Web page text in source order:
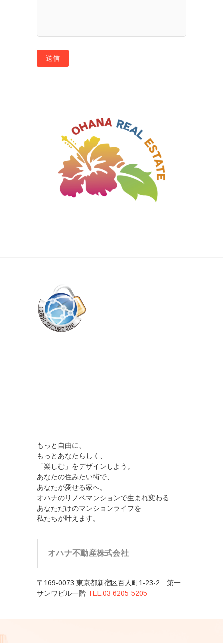
もっと自由に、
もっとあなたらしく、
「楽しむ」をデザインしよう。
あなたの住みたい街で、
あなたが愛せる家へ。
オハナのリノベマンションで生まれ変わる
あなただけのマンションライフを
私たちが叶えます。
オハナ不動産株式会社
〒169-0073 東京都新宿区百人町1-23-2 第一
サンワビル一階 TEL:03-6205-5205